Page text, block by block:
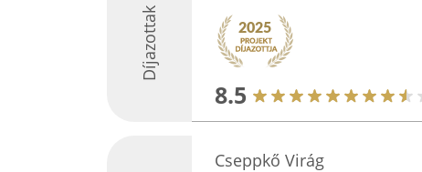
Díjazottak
8.5
Cseppkő Virág